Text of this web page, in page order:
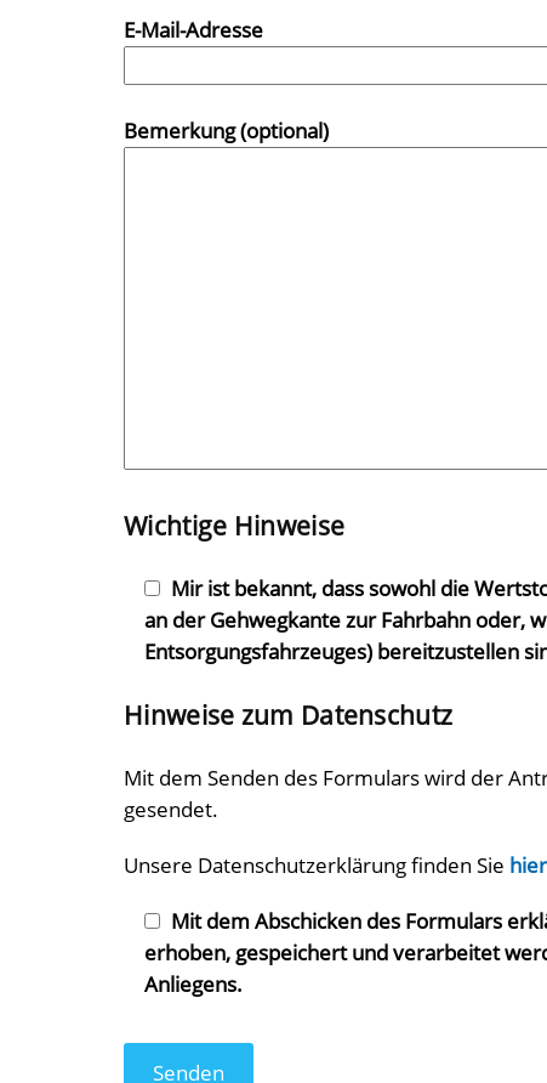
E-Mail-Adresse
Bemerkung (optional)
Wichtige Hinweise
Mir ist bekannt, dass sowohl die
an der Gehwegkante zur Fahrbahn oder,
Entsorgungsfahrzeuges) bereitzustellen
Hinweise zum Datenschutz
Mit dem Senden des Formulars wird der
gesendet.
Unsere Datenschutzerklärung finden Sie hier
Mit dem Abschicken des Formulars
erhoben, gespeichert und verarbeitet
Anliegens.